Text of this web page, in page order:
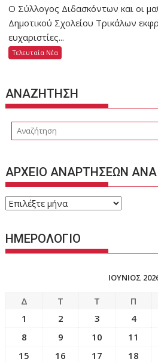
Ο Σύλλογος Διδασκόντων και οι
Δημοτικού Σχολείου Τρικάλων
ευχαριστίες...
Τελευταία Νέα
ΑΝΑΖΗΤΗΣΗ
ΑΡΧΕΙΟ ΑΝΑΡΤΗΣΕΩΝ
ΑΡΧΕΙΟ
ΑΝΑ
ΜΗΝΑ
ΗΜΕΡΟΛΟΓΙΟ
ΙΟΎΝΙΟΣ
Δ Τ Τ Π
1
2 3 4
8
9 10 11
15
16 17 18